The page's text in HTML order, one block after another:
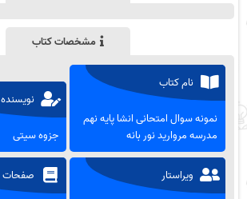
مشخصات کتاب
نام کتاب
نمونه سوال امتحانی انشا پایه نهم
مدرسه مروارید نور بانه
نویسنده
جزوه سیتی
ویراستار صفحات